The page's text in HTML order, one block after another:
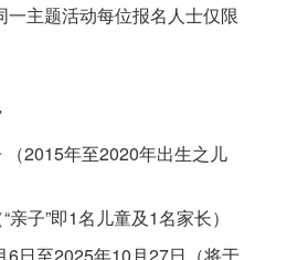
一主题活动每位报名人士仅限
2015年至2020年出生之儿
子”即1名儿童及1名家长）
6日至2025年10月27日（将于